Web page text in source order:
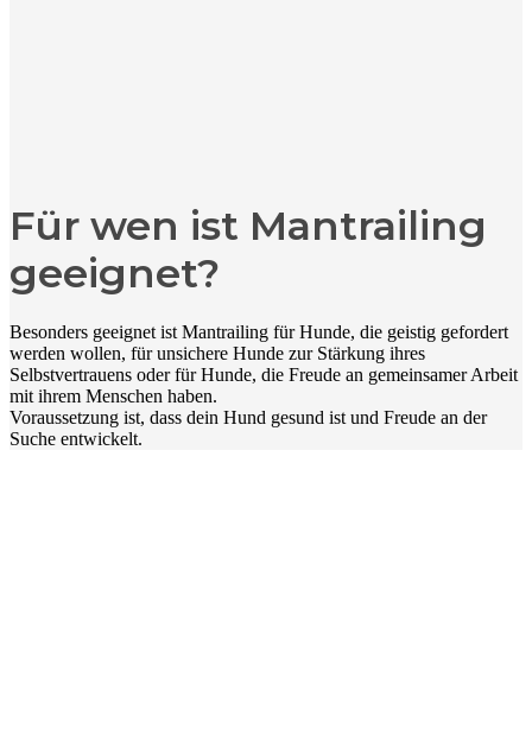
Für wen ist Mantrailing
geeignet?
Besonders geeignet ist Mantrailing für Hunde, die geistig gefordert
werden wollen, für unsichere Hunde zur Stärkung ihres
Selbstvertrauens oder für Hunde, die Freude an gemeinsamer Arbeit
mit ihrem Menschen haben.
Voraussetzung ist, dass dein Hund gesund ist und Freude an der
Suche entwickelt.